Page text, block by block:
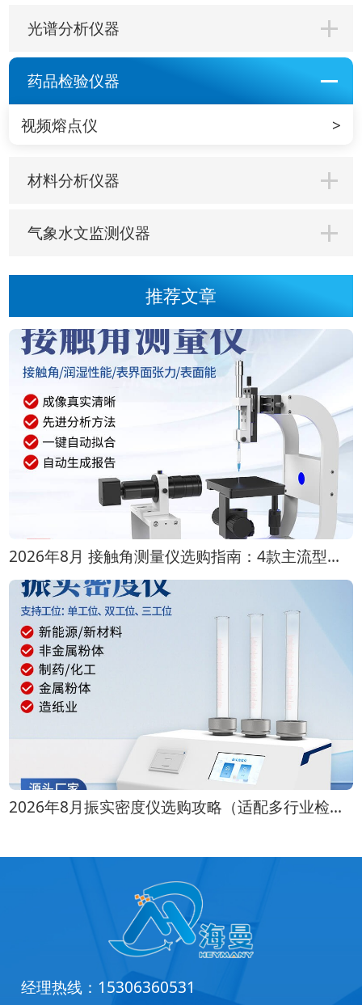
光谱分析仪器
药品检验仪器
视频熔点仪
材料分析仪器
气象水文监测仪器
推荐文章
2026年8月 接触角测量仪选购指南：4款主流型号对比
2026年8月振实密度仪选购攻略（适配多行业检测场景）
经理热线： 15306360531